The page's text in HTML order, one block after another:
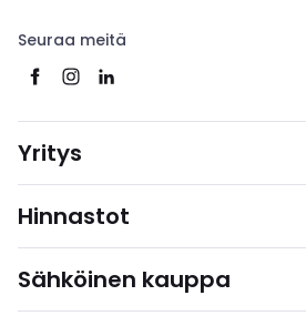
Seuraa meitä
Yritys
Hinnastot
Sähköinen kauppa